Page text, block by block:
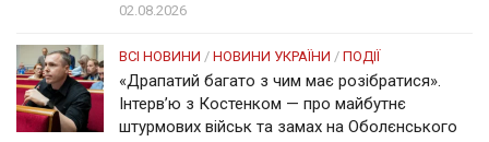
02.08.2026
ВСІ НОВИНИ / НОВИНИ УКРАЇНИ / ПОДІЇ
«Драпатий багато з чим має розібратися».
Інтерв’ю з Костенком — про майбутнє
штурмових військ та замах на Оболєнського